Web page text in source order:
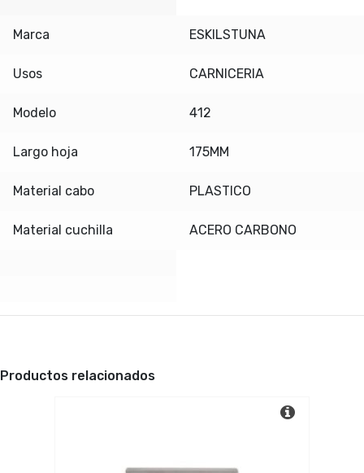
Marca ESKILSTUNA
Usos CARNICERIA
Modelo 412
Largo hoja 175MM
Material cabo PLASTICO
Material cuchilla ACERO CARBONO
Productos relacionados